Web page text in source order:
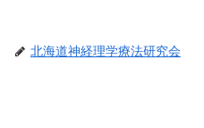
北海道神経理学療法研究会